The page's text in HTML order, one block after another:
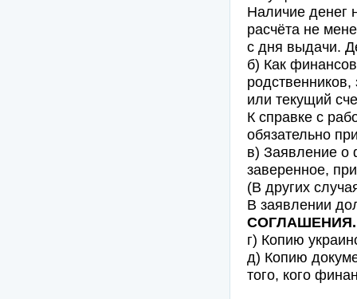
Наличие денег
расчёта не
с дня выдачи.
б) Как
или текущий
К справке с
обязательно
в) Заявление о
заверенное,
(В других
В заявлении
СОГЛАШЕНИЯ.
г) Копию
д) Копию
того, кого